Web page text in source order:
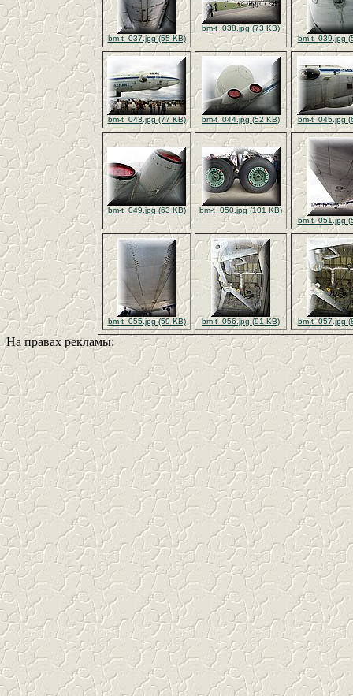
bm-t_037.jpg (55 KB)
bm-t_038.jpg (73 KB)
bm-t_039.jpg
bm-t_043.jpg (77 KB) bm-t_044.jpg (52 KB) bm-t_045.jpg
bm-t_049.jpg (63 KB)
bm-t_050.jpg (101 KB)
bm-t_051.jpg
bm-t_055.jpg (59 KB) bm-t_056.jpg (91 KB) bm-t_057.jpg
На правах рекламы: